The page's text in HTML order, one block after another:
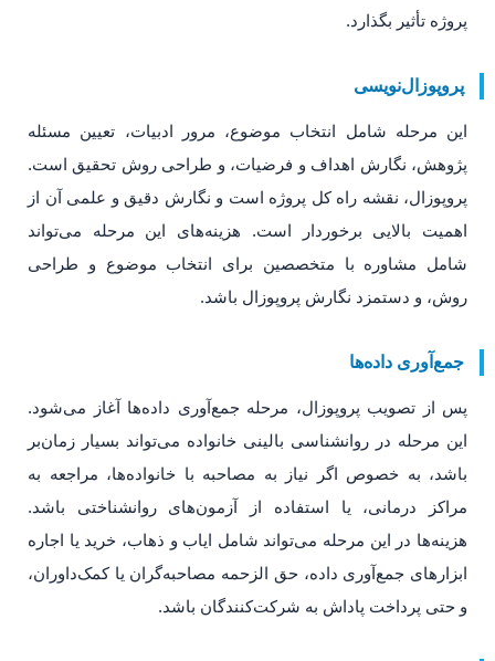
پروژه تأثیر بگذارد.
پروپوزال‌نویسی
این مرحله شامل انتخاب موضوع، مرور ادبیات، تعیین مسئله
پژوهش، نگارش اهداف و فرضیات، و طراحی روش تحقیق است.
پروپوزال، نقشه راه کل پروژه است و نگارش دقیق و علمی آن از
اهمیت بالایی برخوردار است. هزینه‌های این مرحله می‌تواند
شامل مشاوره با متخصصین برای انتخاب موضوع و طراحی
روش، و دستمزد نگارش پروپوزال باشد.
جمع‌آوری داده‌ها
پس از تصویب پروپوزال، مرحله جمع‌آوری داده‌ها آغاز می‌شود.
این مرحله در روانشناسی بالینی خانواده می‌تواند بسیار زمان‌بر
باشد، به خصوص اگر نیاز به مصاحبه با خانواده‌ها، مراجعه به
مراکز درمانی، یا استفاده از آزمون‌های روانشناختی باشد.
هزینه‌ها در این مرحله می‌تواند شامل ایاب و ذهاب، خرید یا اجاره
ابزارهای جمع‌آوری داده، حق الزحمه مصاحبه‌گران یا کمک‌داوران،
و حتی پرداخت پاداش به شرکت‌کنندگان باشد.